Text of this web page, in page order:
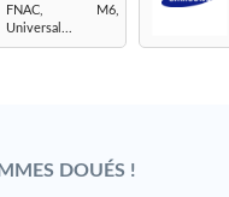
FNAC, M6,
Universal...
DOUÉS !